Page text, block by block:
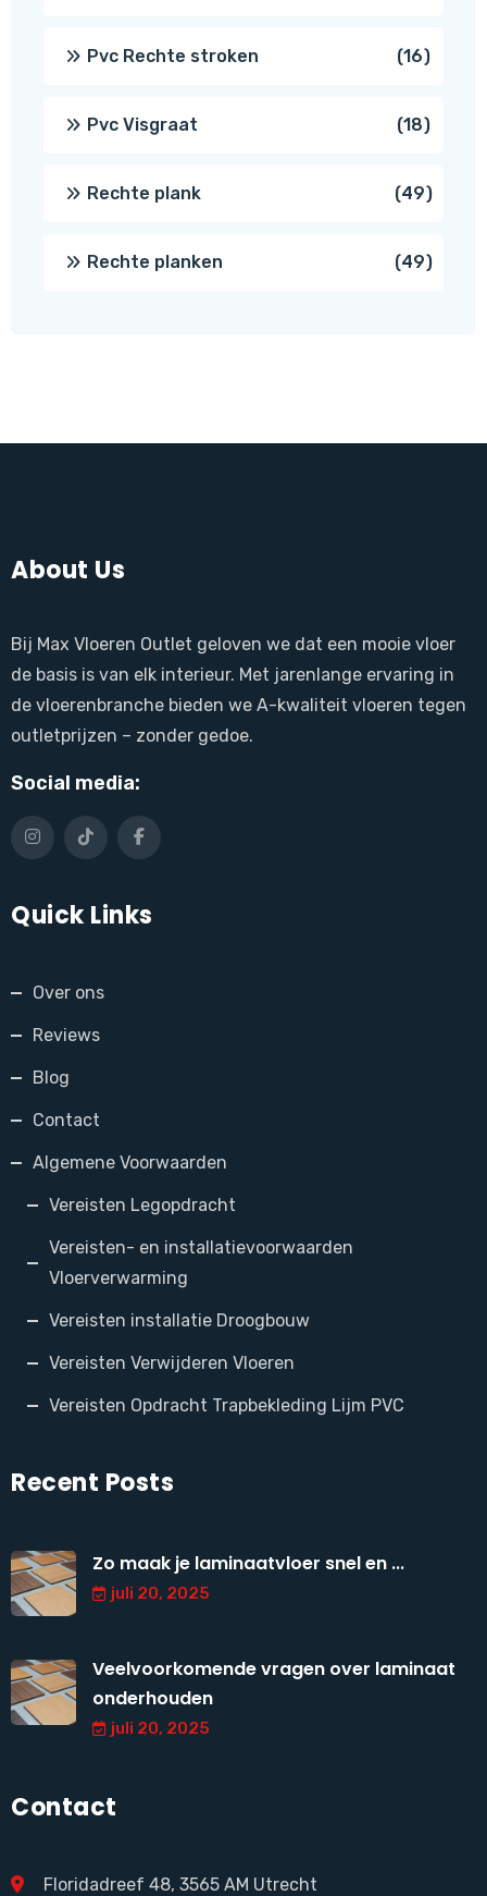
Pvc Rechte stroken 1616
Pvc Visgraat 1818
Rechte plank 4949
Rechte planken 4949
About Us
Bij Max Vloeren Outlet geloven we dat een mooie vloer
de basis is van elk interieur. Met jarenlange ervaring in
de vloerenbranche bieden we A-kwaliteit vloeren tegen
outletprijzen – zonder gedoe.
Social media:
Quick Links
Over ons
Reviews
Blog
Contact
Algemene Voorwaarden
Vereisten Legopdracht
Vereisten- en installatievoorwaarden
Vloerverwarming
Vereisten installatie Droogbouw
Vereisten Verwijderen Vloeren
Vereisten Opdracht Trapbekleding Lijm PVC
Recent Posts
Zo maak je laminaatvloer snel en ...
juli 20, 2025
Veelvoorkomende vragen over laminaat
onderhouden
juli 20, 2025
Contact
Floridadreef 48, 3565 AM Utrecht